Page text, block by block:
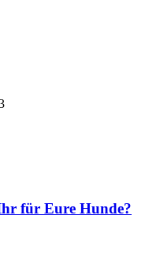
für Eure Hunde?